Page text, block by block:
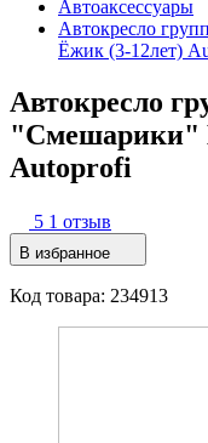
Автоаксессуары
Автокресло
Ёжик (3-12лет)
Автокресло
"Смешарики"
Autoprofi
5 1 отзыв
В избранное
Код товара: 234913